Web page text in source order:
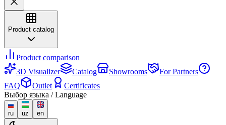
Product catalog
Product comparison
3D Visualizer
Catalog Showrooms
For Partners
FAQ
Outlet
Certificates
Выбор языка / Language
ru uz en